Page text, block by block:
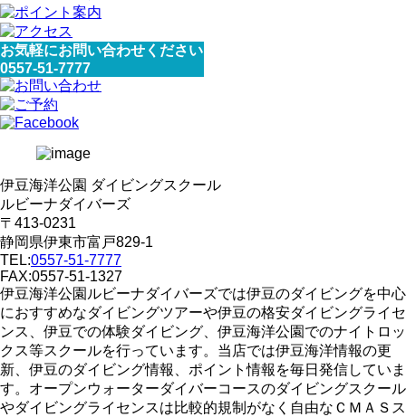
お気軽にお問い合わせください
0557-51-7777
伊豆海洋公園 ダイビングスクール
ルビーナダイバーズ
〒413-0231
静岡県伊東市富戸829-1
TEL:0557-51-7777
FAX:0557-51-1327
伊豆海洋公園ルビーナダイバーズでは伊豆のダイビングを中心
におすすめなダイビングツアーや伊豆の格安ダイビングライセ
ンス、伊豆での体験ダイビング、伊豆海洋公園でのナイトロッ
クス等スクールを行っています。当店では伊豆海洋情報の更
新、伊豆のダイビング情報、ポイント情報を毎日発信していま
す。オープンウォーターダイバーコースのダイビングスクール
やダイビングライセンスは比較的規制がなく自由なＣＭＡＳス